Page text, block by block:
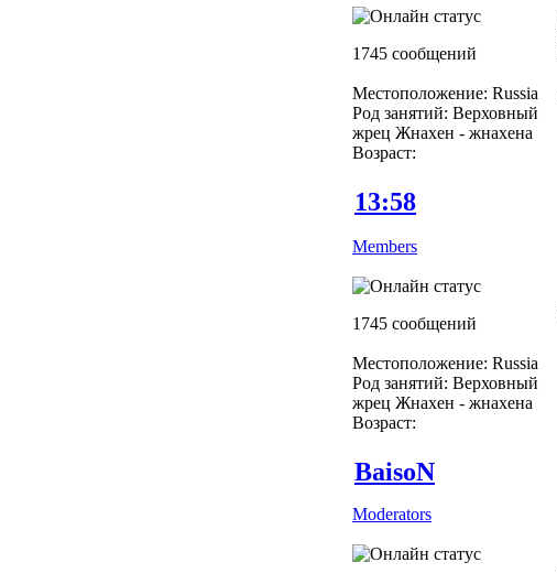
1745 сообщений
Местоположение: Russia
Род занятий: Верховный
жрец Жнахен - жнахена
Возраст:
13:58
Members
1745 сообщений
Местоположение: Russia
Род занятий: Верховный
жрец Жнахен - жнахена
Возраст:
BaisoN
Moderators